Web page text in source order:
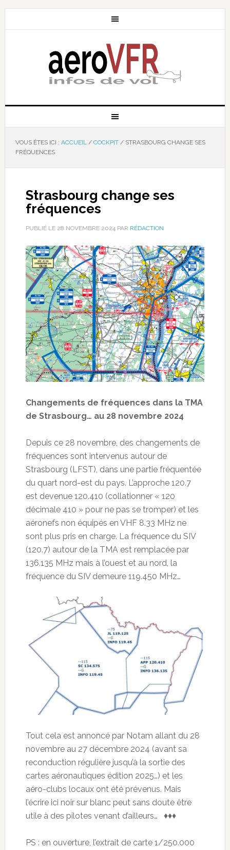
VOUS ÊTES ICI : ACCUEIL / COCKPIT /STRASBOURG CHANGE SES
FRÉQUENCES
Strasbourg change ses
fréquences
PUBLIÉ LE 28 NOVEMBRE 2024PAR RÉDACTION
Changements de fréquences dans la TMA
de Strasbourg… au 28 novembre 2024
Depuis ce 28 novembre, des changements de
fréquences sont intervenus autour de
Strasbourg (LFST), dans une partie fréquentée
du quart nord-est du pays. L’approche 120.7
est devenue 120.410 (collationner « 120
décimale 410 » pour ne pas se tromper) et les
aéronefs non équipés en VHF 8.33 MHz ne
sont plus pris en charge. La fréquence du SIV
(120.7) autour de la TMA est remplacée par
136.135 MHz mais à l’ouest et au nord, la
fréquence du SIV demeure 119.450 MHz…
Tout cela est annoncé par Notam allant du 28
novembre au 27 décembre 2024 (avant sa
reconduction régulière jusqu’à la sortie des
cartes aéronautiques édition 2025…) et les
aéro-clubs locaux ont été prévenus. Mais
l’écrire ici noir sur blanc peut sans doute être
utile à des pilotes venant d’ailleurs… ♦♦♦
PS : en ouverture, l’extrait de carte 1/250.000